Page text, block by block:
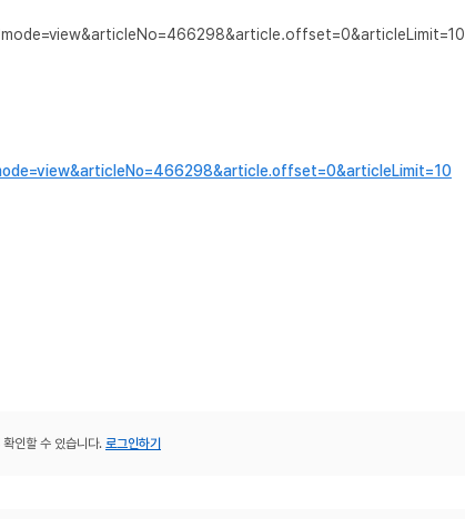
인할 수 있습니다. 로그인하기